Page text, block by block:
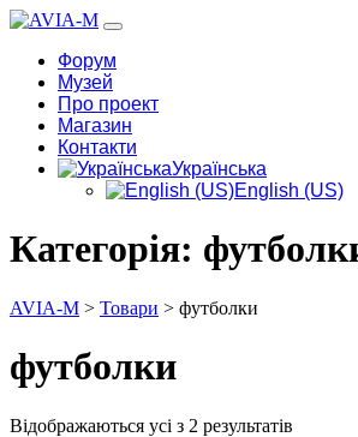
Форум
Музей
Про проект
Магазин
Контакти
Українська
English (US)
Категорія:
AVIA-M > Товари > футболки
футболки
Відображаються усі з 2 результатів